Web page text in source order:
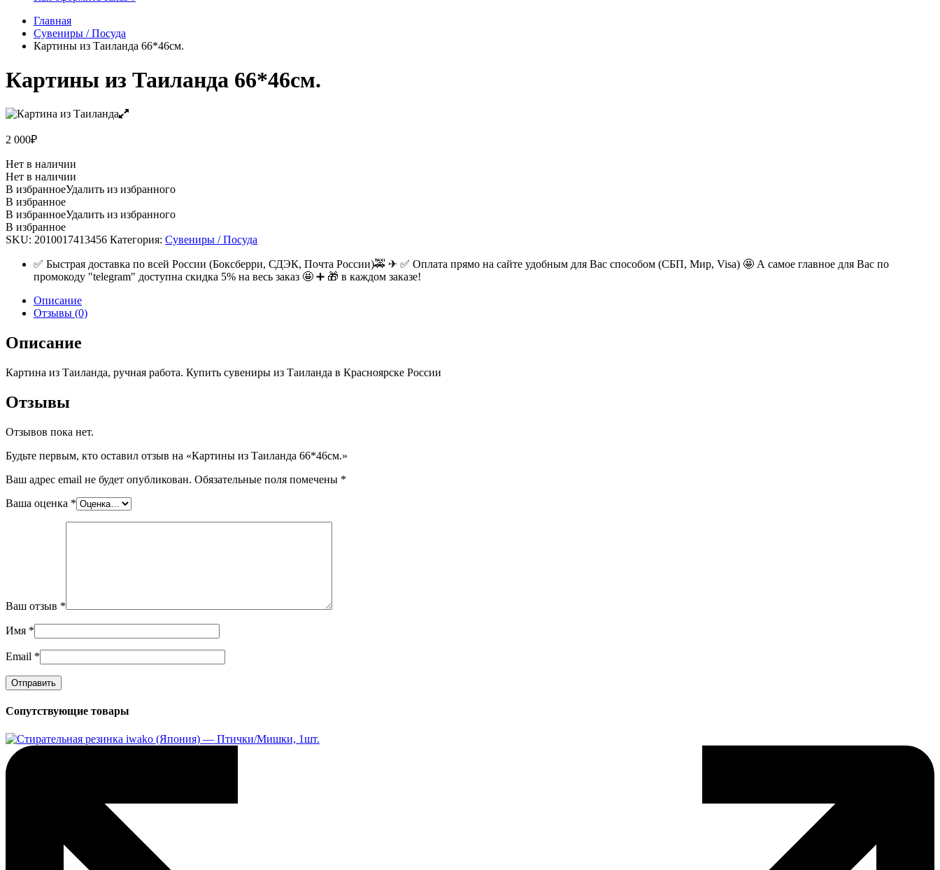
Главная
Сувениры / Посуда
Картины из Таиланда 66*46см.
Картины из Таиланда 66*46см.
2 000₽
Нет в наличии
Нет в наличии
В избранноеУдалить из избранного
В избранное
В избранноеУдалить из избранного
В избранное
SKU: 2010017413456 Категория: Сувениры / Посуда
✅ Быстрая доставка по всей России (Боксберри, СДЭК, Почта России)🚕 ✈ ✅ Оплата прямо на сайте удобным для Вас способом (СБП, Мир, Visa) 🤩 А самое главное для Вас по
промокоду "telegram" доступна скидка 5% на весь заказ 🤩 ➕ 🎁 в каждом заказе!
Описание
Отзывы (0)
Описание
Картина из Таиланда, ручная работа. Купить сувениры из Таиланда в Красноярске России
Отзывы
Отзывов пока нет.
Будьте первым, кто оставил отзыв на «Картины из Таиланда 66*46см.»
Ваш адрес email не будет опубликован. Обязательные поля помечены *
Ваша оценка *
Ваш отзыв *
Имя *
Email *
Сопутствующие товары